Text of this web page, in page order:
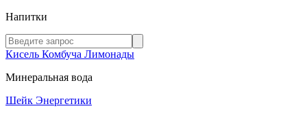
Напитки
Кисель Комбуча Лимонады
Минеральная вода
Шейк Энергетики